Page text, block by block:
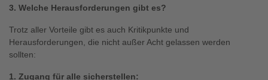
3. Welche Herausforderungen gibt es?
Trotz aller Vorteile gibt es auch Kritikpunkte und
Herausforderungen, die nicht außer Acht gelassen werden
sollten:
1. Zugang für alle sicherstellen: